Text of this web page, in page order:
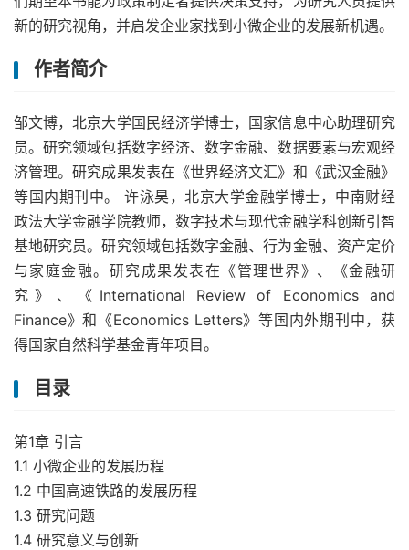
新的研究视角，并启发企业家找到小微企业的发展新机遇。
作者简介
邹文博，北京大学国民经济学博士，国家信息中心助理研究
员。研究领域包括数字经济、数字金融、数据要素与宏观经
济管理。研究成果发表在《世界经济文汇》和《武汉金融》
等国内期刊中。 许泳昊，北京大学金融学博士，中南财经
政法大学金融学院教师，数字技术与现代金融学科创新引智
基地研究员。研究领域包括数字金融、行为金融、资产定价
与家庭金融。研究成果发表在《管理世界》、《金融研
究》、《International Review of Economics and
Finance》和《Economics Letters》等国内外期刊中，获
得国家自然科学基金青年项目。
目录
第1章 引言
1.1 小微企业的发展历程
1.2 中国高速铁路的发展历程
1.3 研究问题
1.4 研究意义与创新